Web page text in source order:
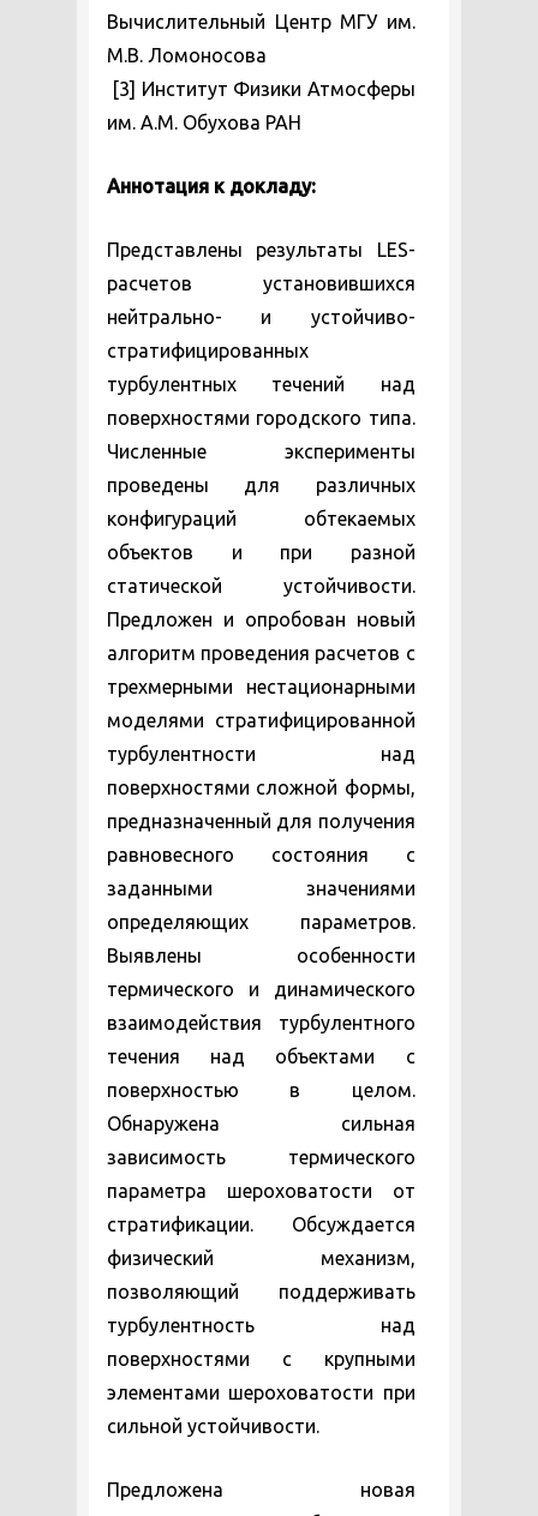
Вычислительный Центр МГУ им.
М.В. Ломоносова
[3] Институт Физики Атмосферы
им. А.М. Обухова РАН
Аннотация к докладу:
Представлены результаты LES-
расчетов установившихся
нейтрально- и устойчиво-
стратифицированных
турбулентных течений над
поверхностями городского типа.
Численные эксперименты
проведены для различных
конфигураций обтекаемых
объектов и при разной
статической устойчивости.
Предложен и опробован новый
алгоритм проведения расчетов с
трехмерными нестационарными
моделями стратифицированной
турбулентности над
поверхностями сложной формы,
предназначенный для получения
равновесного состояния с
заданными значениями
определяющих параметров.
Выявлены особенности
термического и динамического
взаимодействия турбулентного
течения над объектами с
поверхностью в целом.
Обнаружена сильная
зависимость термического
параметра шероховатости от
стратификации. Обсуждается
физический механизм,
позволяющий поддерживать
турбулентность над
поверхностями с крупными
элементами шероховатости при
сильной устойчивости.
Предложена новая